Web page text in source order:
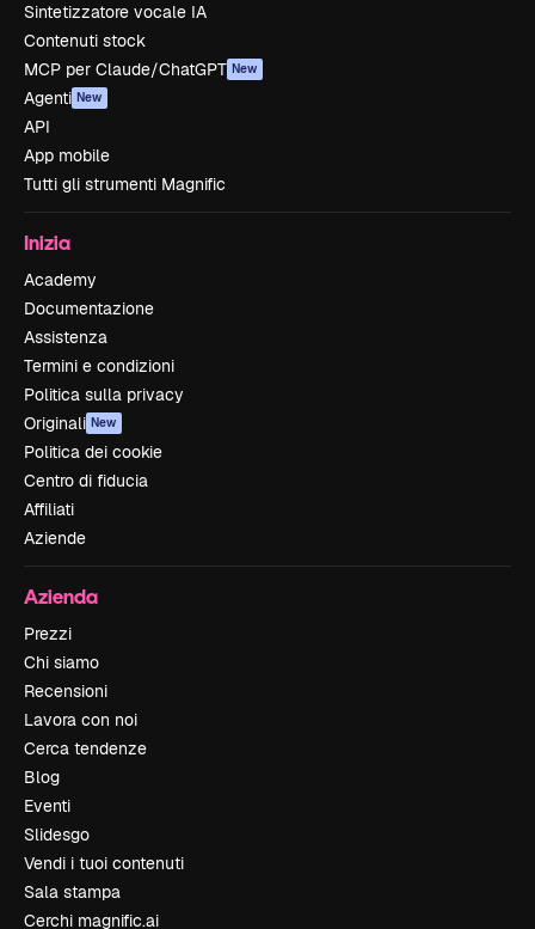
Sintetizzatore vocale IA
Contenuti stock
MCP per Claude/ChatGPT New
Agenti New
API
App mobile
Tutti gli strumenti Magnific
Inizia
Academy
Documentazione
Assistenza
Termini e condizioni
Politica sulla privacy
Originali New
Politica dei cookie
Centro di fiducia
Affiliati
Aziende
Azienda
Prezzi
Chi siamo
Recensioni
Lavora con noi
Cerca tendenze
Blog
Eventi
Slidesgo
Vendi i tuoi contenuti
Sala stampa
Cerchi magnific.ai